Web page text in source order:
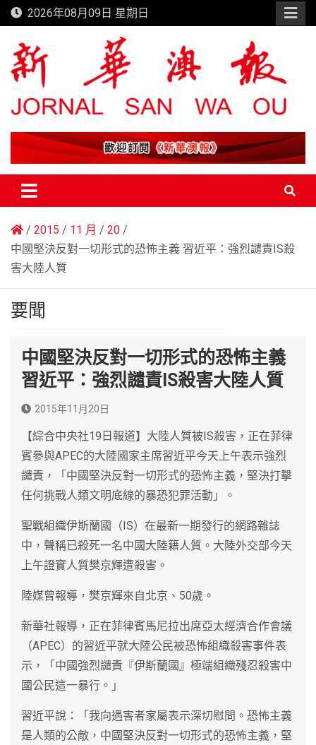
Skip
to
content
2026年08月09日 星期日
新華澳報
2015 11 月
20
中國堅決反對一切形式的恐怖主義 習近平：強烈譴責IS殺
害大陸人質
要聞
中國堅決反對一切形式的恐怖主義
習近平：強烈譴責IS殺害大陸人質
2015年11月20日
【綜合中央社19日報道】大陸人質被IS殺害，正在菲律
賓參與APEC的大陸國家主席習近平今天上午表示強烈
譴責，「中國堅決反對一切形式的恐怖主義，堅決打擊
任何挑戰人類文明底線的暴恐犯罪活動」。
聖戰組織伊斯蘭國（IS）在最新一期發行的網路雜誌
中，聲稱已殺死一名中國大陸籍人質。大陸外交部今天
上午證實人質樊京輝遭殺害。
陸媒曾報導，樊京輝來自北京、50歲。
新華社報導，正在菲律賓馬尼拉出席亞太經濟合作會議
（APEC）的習近平就大陸公民被恐怖組織殺害事件表
示，「中國強烈譴責『伊斯蘭國』極端組織殘忍殺害中
國公民這一暴行。」
習近平說：「我向遇害者家屬表示深切慰問。恐怖主義
是人類的公敵，中國堅決反對一切形式的恐怖主義，堅